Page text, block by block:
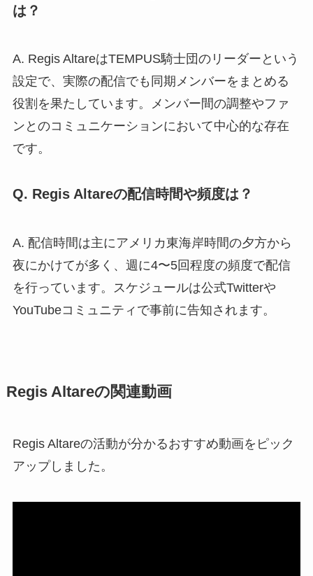
は？
A. Regis AltareはTEMPUS騎士団のリーダーという
設定で、実際の配信でも同期メンバーをまとめる
役割を果たしています。メンバー間の調整やファ
ンとのコミュニケーションにおいて中心的な存在
です。
Q. Regis Altareの配信時間や頻度は？
A. 配信時間は主にアメリカ東海岸時間の夕方から
夜にかけてが多く、週に4〜5回程度の頻度で配信
を行っています。スケジュールは公式Twitterや
YouTubeコミュニティで事前に告知されます。
Regis Altareの関連動画
Regis Altareの活動が分かるおすすめ動画をピック
アップしました。